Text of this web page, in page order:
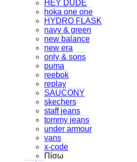
HEY DUDE
hoka one one
HYDRO FLASK
navy & green
new balance
new era
only & sons
puma
reebok
replay
SAUCONY
skechers
staff jeans
tommy jeans
under armour
vans
x-code
Πίσω